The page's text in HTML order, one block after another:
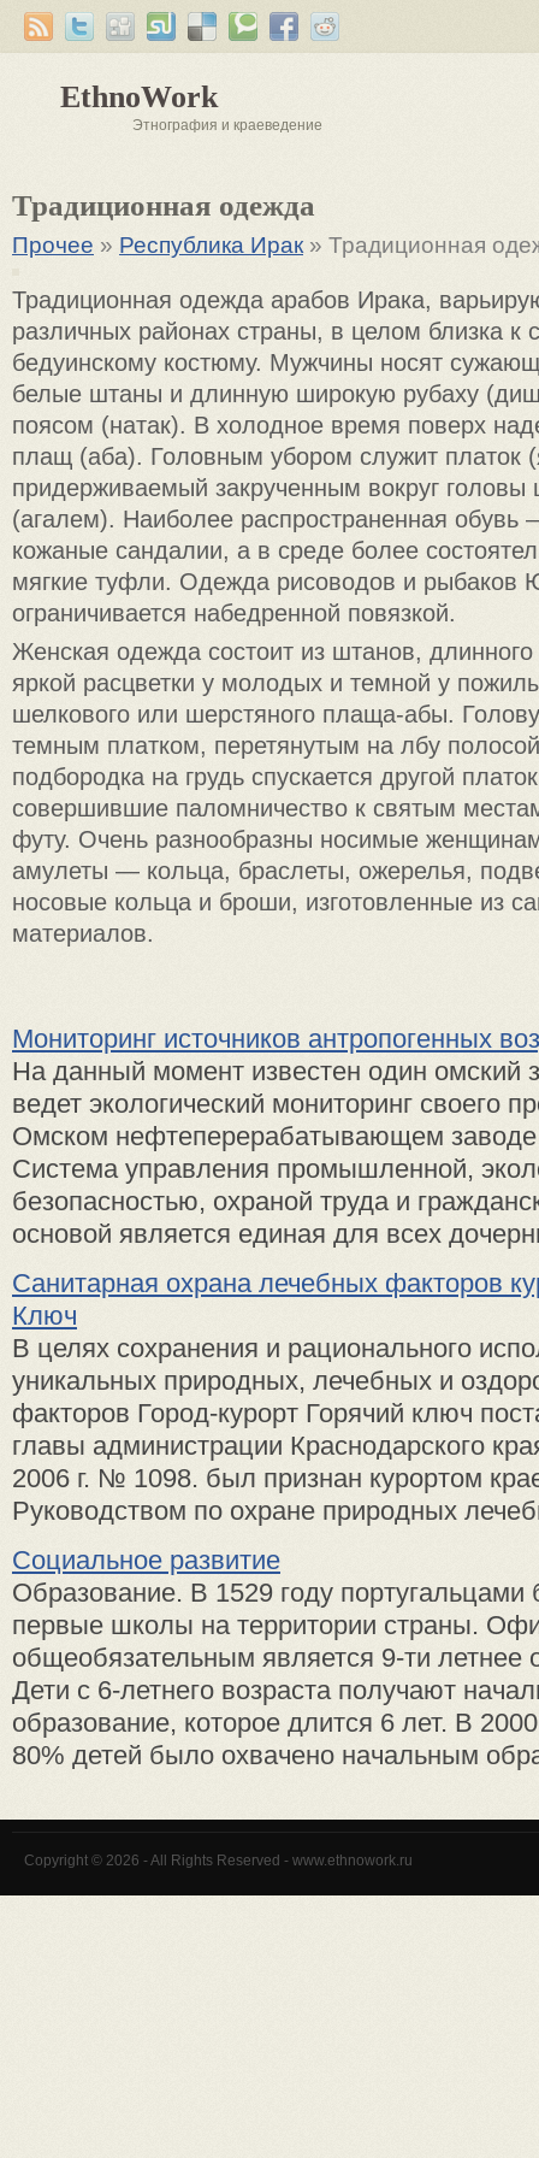
EthnoWork
Этнография и краеведение
Традиционная одежда
Прочее » Республика Ирак » Традиционная
Традиционная одежда арабов Ирака,
различных районах страны, в целом близка к
бедуинскому костюму. Мужчины носят
белые штаны и длинную широкую рубаху
поясом (натак). В холодное время поверх
плащ (аба). Головным убором служит платок
придерживаемый закрученным вокруг
(агалем). Наиболее распространенная
кожаные сандалии, а в среде более
мягкие туфли. Одежда рисоводов и рыбаков
ограничивается набедренной повязкой.
Женская одежда состоит из штанов,
яркой расцветки у молодых и темной у
шелкового или шерстяного плаща-абы.
темным платком, перетянутым на лбу
подбородка на грудь спускается другой
совершившие паломничество к святым
футу. Очень разнообразны носимые
амулеты — кольца, браслеты, ожерелья,
носовые кольца и броши, изготовленные из
материалов.
Мониторинг источников антропогенных
На данный момент известен один омский
ведет экологический мониторинг своего
Омском нефтеперерабатывающем
Система управления промышленной,
безопасностью, охраной труда и
основой является единая для всех
Санитарная охрана лечебных факторов
Ключ
В целях сохранения и рационального
уникальных природных, лечебных и
факторов Город-курорт Горячий ключ
главы администрации Краснодарского
2006 г. № 1098. был признан курортом
Руководством по охране природных
Социальное развитие
Образование. В 1529 году
первые школы на территории страны.
общеобязательным является 9-ти летнее
Дети с 6-летнего возраста получают
образование, которое длится 6 лет. В
80% детей было охвачено начальным
Copyright © 2026 - All Rights Reserved - www.ethnowork.ru